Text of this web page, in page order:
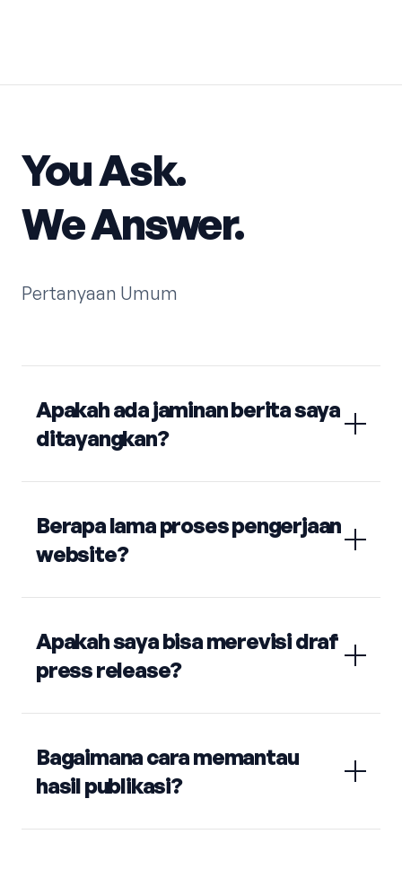
You Ask.
We Answer.
Pertanyaan Umum
Apakah ada jaminan berita saya
ditayangkan?
Berapa lama proses pengerjaan
website?
Apakah saya bisa merevisi draf
press release?
Bagaimana cara memantau
hasil publikasi?